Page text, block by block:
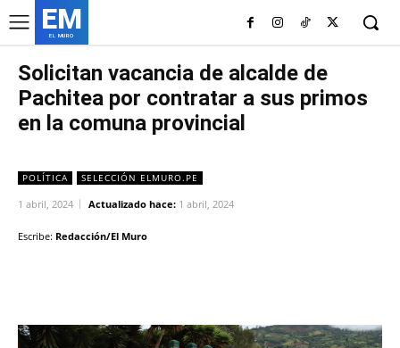
EM
EL MURO
Solicitan vacancia de alcalde de
Pachitea por contratar a sus primos
en la comuna provincial
POLÍTICA SELECCIÓN ELMURO.PE
1 abril, 2024 Actualizado hace: 1 abril, 2024
Escribe: Redacción/El Muro